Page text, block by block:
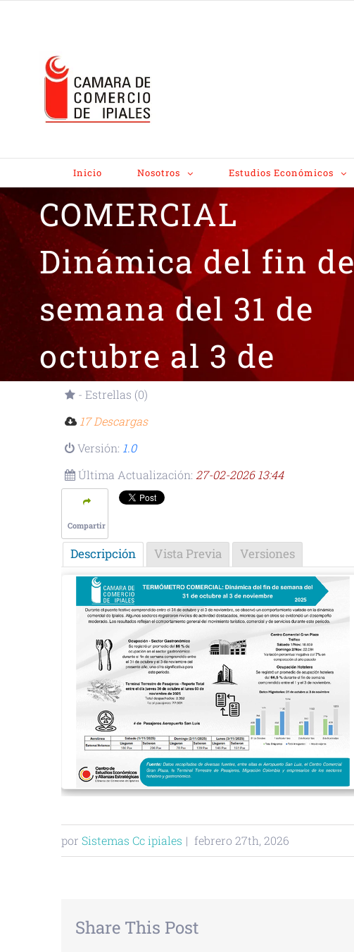
Inicio Nosotros Estudios Económicos
TERMÓMETRO
COMERCIAL
Dinámica del fin de
semana del 31 de
octubre al 3 de
noviembre (1).pdf
- Estrellas (0)
17 Descargas
Versión: 1.0
Última Actualización: 27-02-2026 13:44
Compartir
Descripción Vista Previa Versiones
por Sistemas Cc ipiales | febrero 27th, 2026
Share This Post